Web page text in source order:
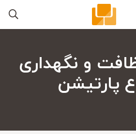
و نگهداری
پارتیشن